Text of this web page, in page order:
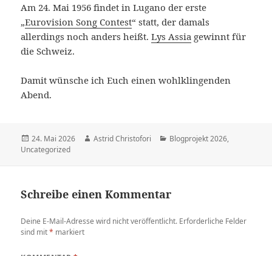
Am 24. Mai 1956 findet in Lugano der erste
„Eurovision Song Contest“ statt, der damals
allerdings noch anders heißt.Lys Assia gewinnt für
die Schweiz.
Damit wünsche ich Euch einen wohlklingenden
Abend.
Veröffentlicht
am
24. Mai 2026 Autor
Astrid Christofori Kategorien
Blogprojekt 2026,
Uncategorized
Schreibe einen Kommentar
Deine E-Mail-Adresse wird nicht veröffentlicht. Erforderliche Felder
sind mit* markiert